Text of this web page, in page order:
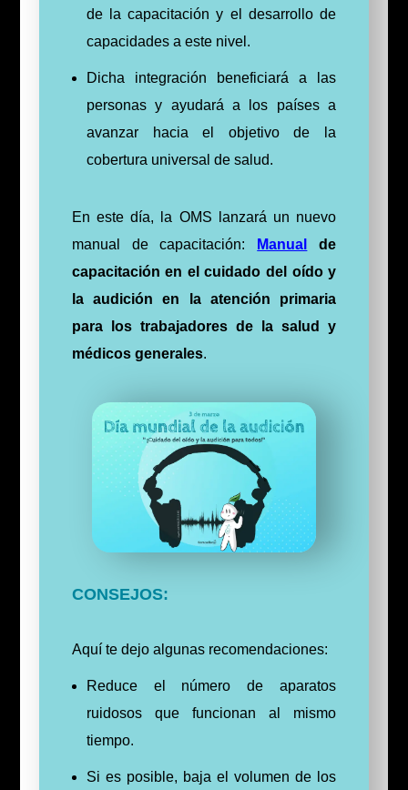
de la capacitación y el desarrollo de
capacidades a este nivel.
Dicha integración beneficiará a las
personas y ayudará a los países a
avanzar hacia el objetivo de la
cobertura universal de salud.
En este día, la OMS lanzará un nuevo
manual de capacitación:
Manual
de
capacitación en el cuidado del oído y
la audición en la atención primaria
para los trabajadores de la salud y
médicos generales.
CONSEJOS:
Aquí te dejo algunas recomendaciones:
Reduce el número de aparatos
ruidosos que funcionan al mismo
tiempo.
Si es posible, baja el volumen de los